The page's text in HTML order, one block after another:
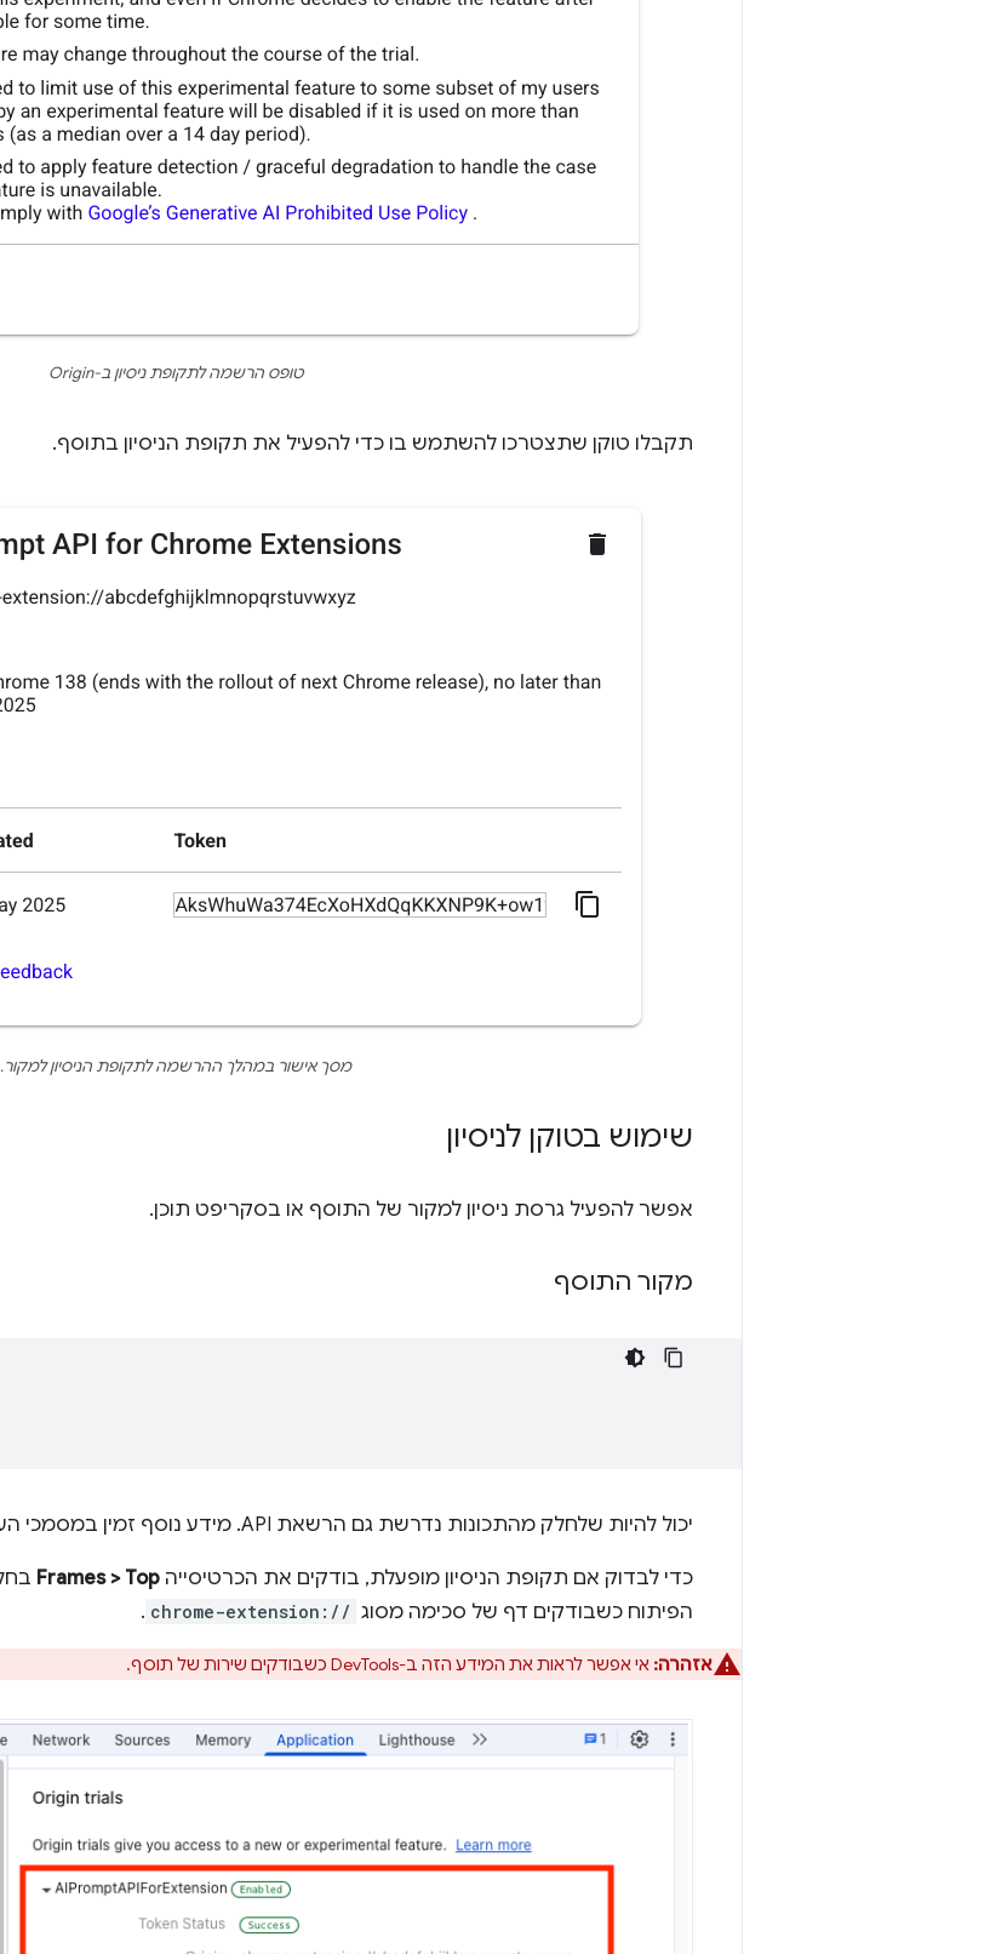
טופס הרשמה לתקופת ניסיון ב-Origin
תקבלו טוקן שתצטרכו להשתמש בו כדי להפעיל את תקופת הניסיון בתוסף.
מסך אישור במהלך ההרשמה לתקופת הניסיון למקור.
שימוש בטוקן לניסיון
אפשר להפעיל גרסת ניסיון למקור של התוסף או בסקריפט תוכן.
מקור התוסף
יכול להיות שלחלק מהתכונות נדרשת גם הרשאת API. מידע נוסף זמין במסמכי העזרה של תקופת הניסיון הספציפית.
כדי לבדוק אם תקופת הניסיון מופעלת, בודקים את הכרטיסייה Frames > Top
הפיתוח כשבודקים דף של סכימה מסוג chrome-extension://
.
אזהרה: אי אפשר לראות את המידע הזה ב-DevTools כשבודקים שירות של תוסף.